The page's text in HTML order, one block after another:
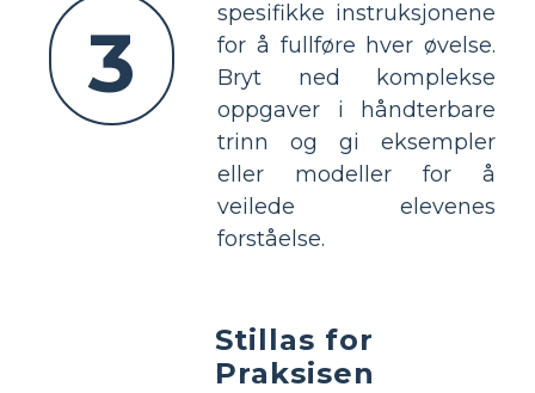
3
spesifikke instruksjonene
for å fullføre hver øvelse.
Bryt ned komplekse
oppgaver i håndterbare
trinn og gi eksempler
eller modeller for å
veilede elevenes
forståelse.
Stillas for
Praksisen